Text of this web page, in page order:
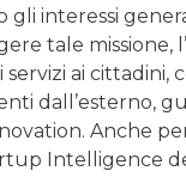
interessi
tale missione,
servizi ai
dall’esterno,
Anche
Intelligence